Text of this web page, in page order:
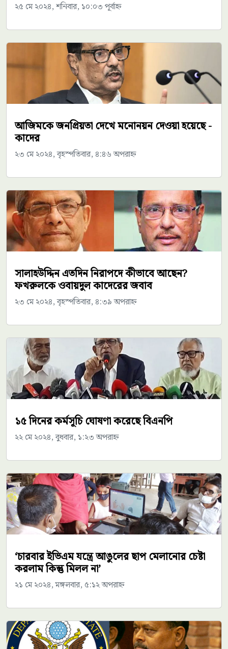
২৫ মে ২০২৪, শনিবার, ১০:০৩ পূর্বাহ্ন
আজিমকে জনপ্রিয়তা দেখে মনোনয়ন দেওয়া হয়েছে -
কাদের
২৩ মে ২০২৪, বৃহস্পতিবার, ৪:৪৬ অপরাহ্ন
সালাহউদ্দিন এতদিন নিরাপদে কীভাবে আছেন?
ফখরুলকে ওবায়দুল কাদেরের জবাব
২৩ মে ২০২৪, বৃহস্পতিবার, ৪:৩৯ অপরাহ্ন
১৫ দিনের কর্মসূচি ঘোষণা করেছে বিএনপি
২২ মে ২০২৪, বুধবার, ১:২৩ অপরাহ্ন
‘চারবার ইভিএম যন্ত্রে আঙুলের ছাপ মেলানোর চেষ্টা
করলাম কিন্তু মিলল না’
২১ মে ২০২৪, মঙ্গলবার, ৫:১২ অপরাহ্ন